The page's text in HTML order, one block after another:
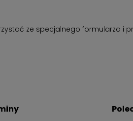
ze specjalnego formularza i